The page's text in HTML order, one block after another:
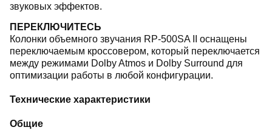
звуковых эффектов.
ПЕРЕКЛЮЧИТЕСЬ
Колонки объемного звучания RP-500SA II оснащены
переключаемым кроссовером, который переключается
между режимами Dolby Atmos и Dolby Surround для
оптимизации работы в любой конфигурации.
Технические характеристики
Общие